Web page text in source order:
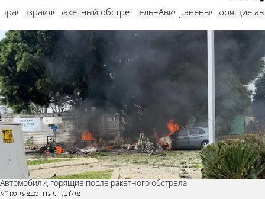
Иран Израиль ракетный обстрел Тель-Авив раненые горящие
Автомобили, горящие после ракетного обстрела
צילום: תיעוד מבצעי מד"א